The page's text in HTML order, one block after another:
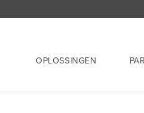
OPLOSSINGEN